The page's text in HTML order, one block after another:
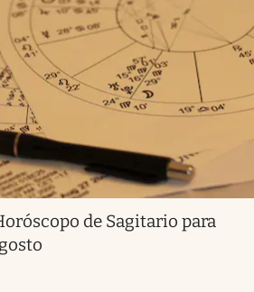
de Sagitario para